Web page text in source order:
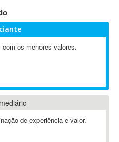
os menores valores.
de experiência e valor.